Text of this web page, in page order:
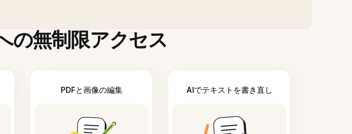
の無制限アクセス
PDFと画像の編集 AIでテキストを書き直し